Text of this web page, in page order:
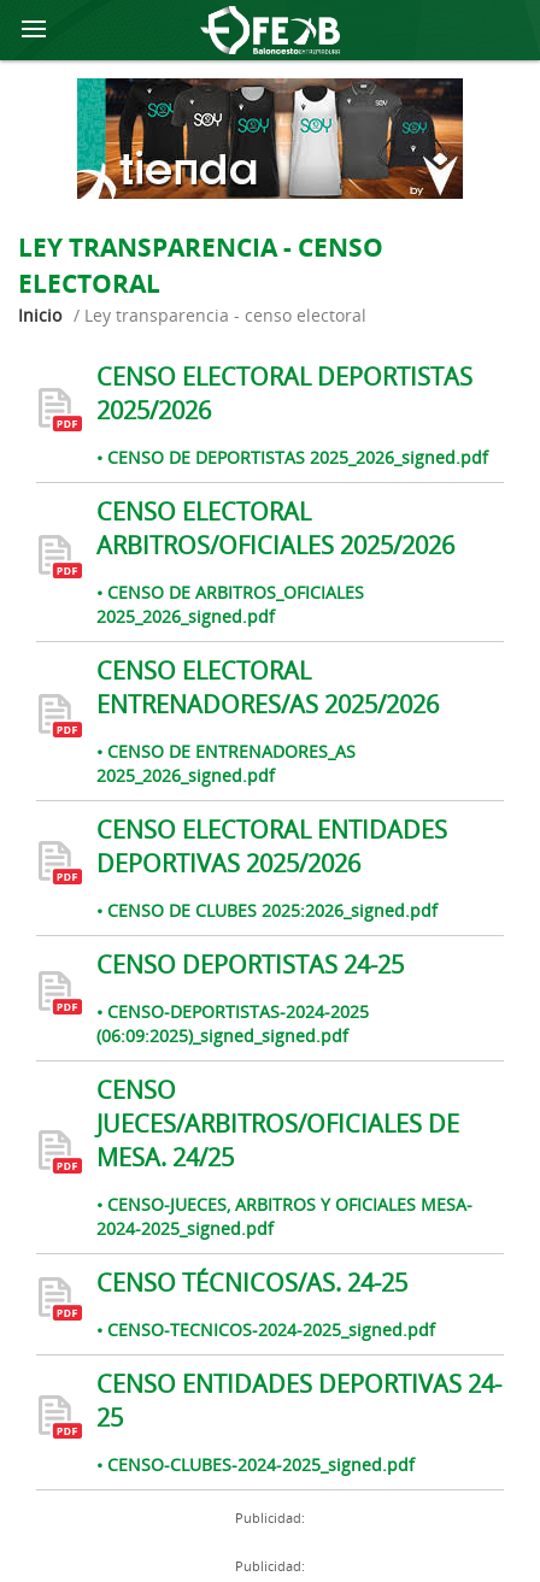
LEY TRANSPARENCIA - CENSO
ELECTORAL
Inicio / ley transparencia - censo electoral
CENSO ELECTORAL DEPORTISTAS
2025/2026
• CENSO DE DEPORTISTAS 2025_2026_signed.pdf
CENSO ELECTORAL
ARBITROS/OFICIALES 2025/2026
• CENSO DE ARBITROS_OFICIALES
2025_2026_signed.pdf
CENSO ELECTORAL
ENTRENADORES/AS 2025/2026
• CENSO DE ENTRENADORES_AS
2025_2026_signed.pdf
CENSO ELECTORAL ENTIDADES
DEPORTIVAS 2025/2026
• CENSO DE CLUBES 2025:2026_signed.pdf
CENSO DEPORTISTAS 24-25
• CENSO-DEPORTISTAS-2024-2025
(06:09:2025)_signed_signed.pdf
CENSO
JUECES/ARBITROS/OFICIALES DE
MESA. 24/25
• CENSO-JUECES, ARBITROS Y OFICIALES MESA-
2024-2025_signed.pdf
CENSO TÉCNICOS/AS. 24-25
• CENSO-TECNICOS-2024-2025_signed.pdf
CENSO ENTIDADES DEPORTIVAS 24-
25
• CENSO-CLUBES-2024-2025_signed.pdf
Publicidad:
Publicidad: